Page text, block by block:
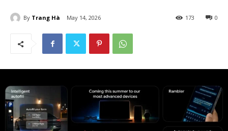
By Trang Hà May 14, 2026 0
173